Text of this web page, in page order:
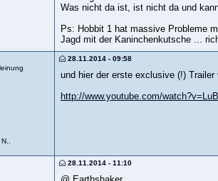
Was nicht da ist, ist nicht da und
Ps: Hobbit 1 hat massive Probleme
Jagd mit der Kaninchenkutsche ...
28.11.2014 - 09:58
und hier der erste exclusive (!) Trailer
http://www.youtube.com/
28.11.2014 - 11:10
@ Earthshaker